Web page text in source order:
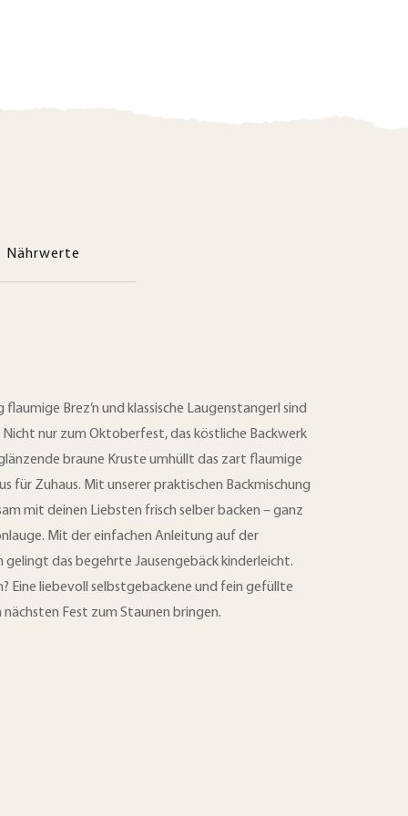
Nährwerte
Brez’n und klassische Laugenstangerl sind
nur zum Oktoberfest, das köstliche Backwerk
braune Kruste umhüllt das zart flaumige
für Zuhaus. Mit unserer praktischen Backmischung
mit deinen Liebsten frisch selber backen – ganz
Mit der einfachen Anleitung auf der
das begehrte Jausengebäck kinderleicht.
Eine liebevoll selbstgebackene und fein gefüllte
Fest zum Staunen bringen.